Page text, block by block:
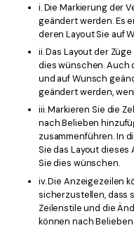
i. Die Markierung der
geändert werden. Es
deren Layout Sie auf
ii. Das Layout der
dies wünschen. Auch
und auf Wunsch
geändert werden,
iii. Markieren Sie die
nach Belieben
zusammenführen. In
Sie das Layout
Sie dies wünschen.
iv. Die Anzeigezeilen
sicherzustellen, dass
Zeilenstile und die
können nach